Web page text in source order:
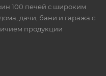
100 печей с широким
дачи, бани и гаража с
продукции